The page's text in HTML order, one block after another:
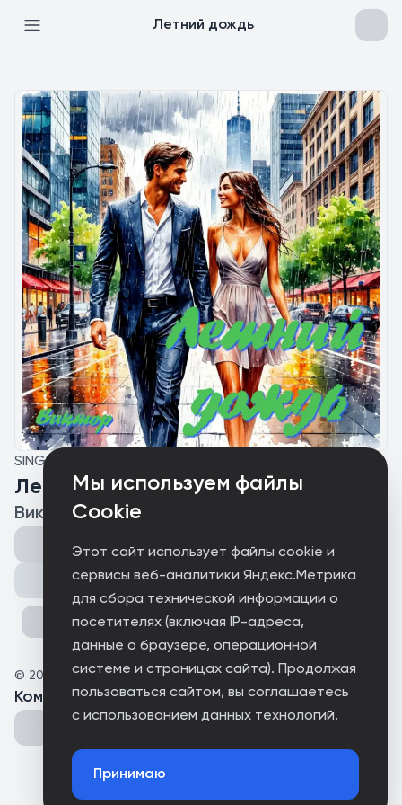
Мы используем файлы
Cookie
Этот сайт использует файлы cookie и
сервисы веб-аналитики Яндекс.Метрика
для сбора технической информации о
посетителях (включая IP-адреса,
данные о браузере, операционной
системе и страницах сайта). Продолжая
пользоваться сайтом, вы соглашаетесь
с использованием данных технологий.
Принимаю
Летний дождь
SINGLE
Летний дождь
Виктор
Поделиться
© 2026 Виктор
Комментарии(0 )